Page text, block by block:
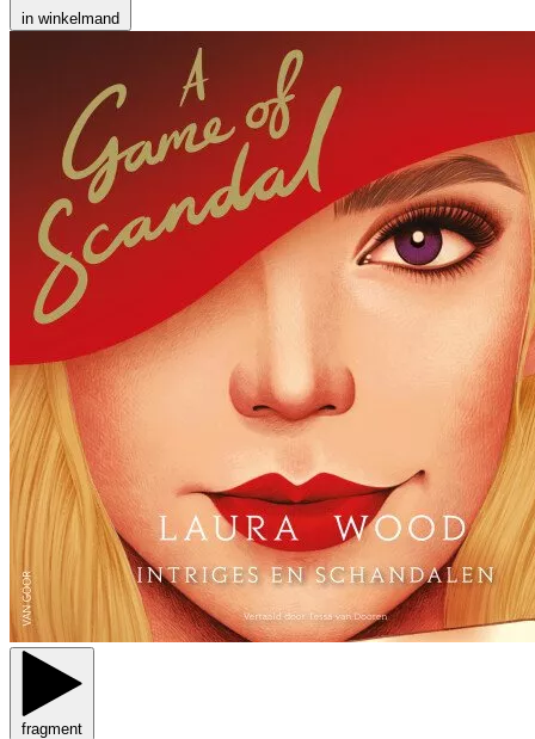
in winkelmand
fragment